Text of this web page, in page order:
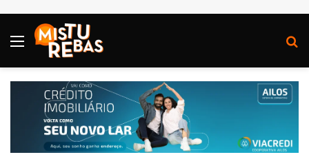
Menu